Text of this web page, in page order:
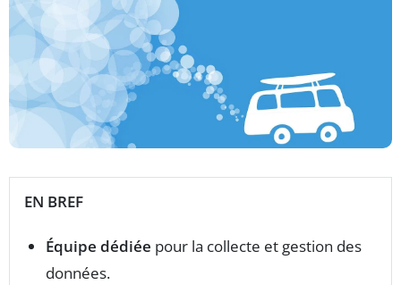
EN BREF
Équipe dédiée pour la collecte et gestion des
données.